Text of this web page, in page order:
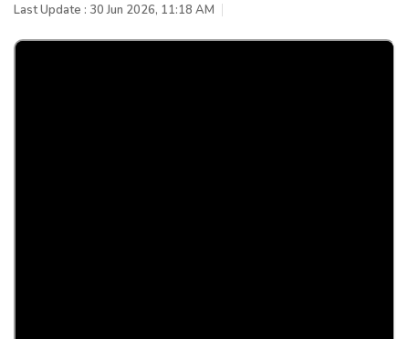
Last Update : 30 Jun 2026, 11:18 AM